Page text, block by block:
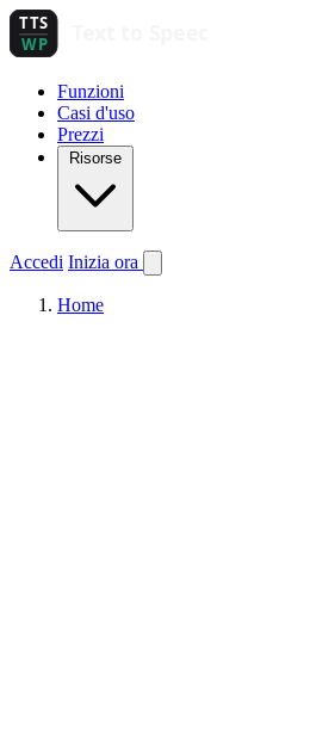
Funzioni
Casi d'uso
Prezzi
Risorse
Accedi Inizia ora
Home